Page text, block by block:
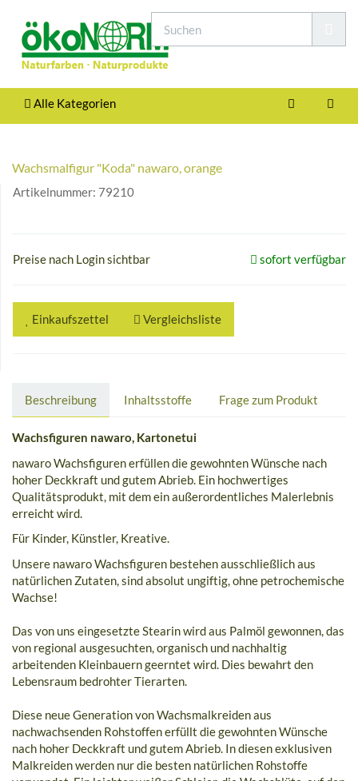
Alle Kategorien
Wachsmalfigur "Koda" nawaro, orange
Artikelnummer: 79210
Preise nach Login sichtbar sofort verfügbar
Einkaufszettel Vergleichsliste
Beschreibung Inhaltsstoffe Frage zum Produkt
Wachsfiguren nawaro, Kartonetui
nawaro Wachsfiguren erfüllen die gewohnten Wünsche nach
hoher Deckkraft und gutem Abrieb. Ein hochwertiges
Qualitätsprodukt, mit dem ein außerordentliches Malerlebnis
erreicht wird.
Für Kinder, Künstler, Kreative.
Unsere nawaro Wachsfiguren bestehen ausschließlich aus
natürlichen Zutaten, sind absolut ungiftig, ohne petrochemische
Wachse!
Das von uns eingesetzte Stearin wird aus Palmöl gewonnen, das
von regional ausgesuchten, organisch und nachhaltig
arbeitenden Kleinbauern geerntet wird. Dies bewahrt den
Lebensraum bedrohter Tierarten.
Diese neue Generation von Wachsmalkreiden aus
nachwachsenden Rohstoffen erfüllt die gewohnten Wünsche
nach hoher Deckkraft und gutem Abrieb. In diesen exklusiven
Malkreiden werden nur die besten natürlichen Rohstoffe